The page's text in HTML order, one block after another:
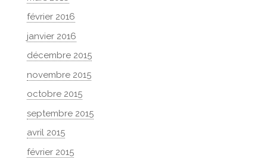
février 2016
janvier 2016
décembre 2015
novembre 2015
octobre 2015
septembre 2015
avril 2015
février 2015